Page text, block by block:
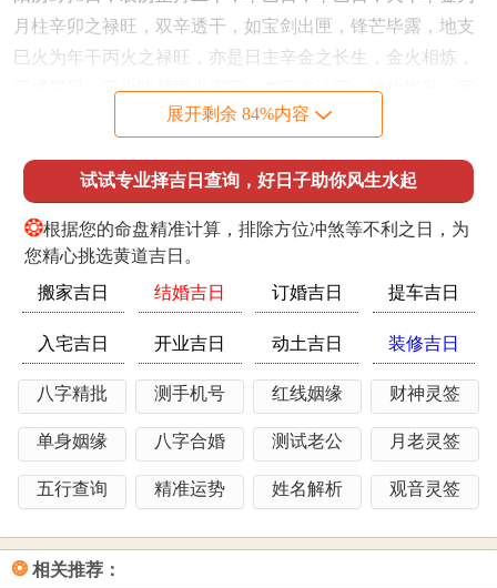
月柱辛卯之禄旺，双辛透干，如宝剑出匣，锋芒毕露，地支
巳火为年干丙火之禄旺，亦是日主辛金之长生，金火相炼，
可成器皿；巳火暗藏丙火正官，主官方认可，地位提升。宜
开光，塑绘、求嗣，纳采、裁衣，安机械、安门，安床、造
虽利求财，但木气受损，主脾胃不适，故忌出行，斋醮、安
阳历3月11日，农历正月廿三，甲申日；甲申日，甲木参天申
金为斧斤，成栋梁之材。申金为月支卯木之正官，暗合有
情，主事业上得贵人提携，名利双收；申中壬水长生，可生
甲木，亦可调候全局火气，五行流转顺畅，宜祭祀，开光、
塑绘，祈福、斋醮，嫁娶、拆卸，动土、移徙，入宅、入
殓，移柩、安葬，谢土、求嗣，入学、伐木，作梁，然申金
冲克年支寅木，寅为丙火长生，故忌安门，恐伤及父母长
辈。
阳历3月14日，农历正月廿六，丁亥日。丁亥日，丁火为灯
烛，亥水为夜幕，星火燎原之象。丁火合月干壬水（本月为
辛卯，但丁日与壬合，此处需测算），化木助身，地支亥卯
展开剩余 84%内容
试试专业择吉日查询，好日子助你风生水起
❂根据您的命盘精准计算，排除方位冲煞等不利之日，为
您精心挑选黄道吉日。
搬家吉日
结婚吉日 订婚吉日 提车吉日
入宅吉日 开业吉日 动土吉日 装修吉日
八字精批 测手机号 红线姻缘 财神灵签
单身姻缘 八字合婚 测试老公 月老灵签
五行查询 精准运势 姓名解析 观音灵签
❂ 相关推荐：